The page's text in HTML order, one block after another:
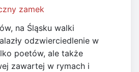
zamek
na Śląsku walki
odzwierciedlenie w
poetów, ale także
zawartej w rymach i